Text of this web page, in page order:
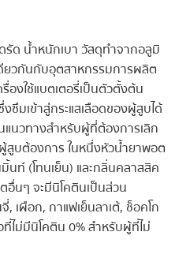
รัด น้ำหนักเบา วัสดุทำจากอลูมิ
ยวกันกับอุตสาหกรรมการผลิต
งใช้แบตเตอรี่เป็นตัวตั้งต้น
ซึมเข้าสู่กระแสเลือดของผู้สูบได้
นวทางสำหรับผู้ที่ต้องการเลิก
บต้องการ ในหนึ่งหัวน้ำยาพอต
นท์ (โทนเย็น) และกลิ่นคลาสสิค
อื่นๆ จะมีนิโคตินเป็นส่วน
, เผือก, กาแฟเย็นลาเต้, ช็อคโก
ไม่มีนิโคติน 0% สำหรับผู้ที่ไม่